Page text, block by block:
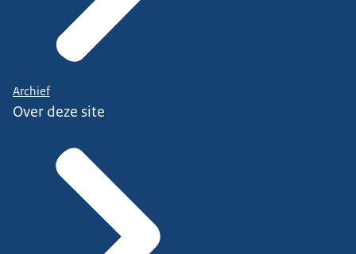
Archief
Over deze site